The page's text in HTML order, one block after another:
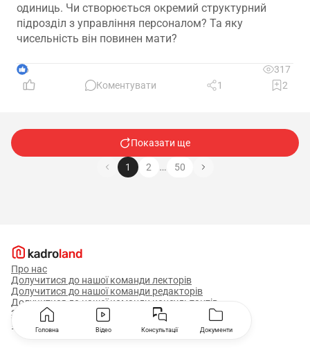
одиниць. Чи створюється окремий структурний
підрозділ з управління персоналом? Та яку
чисельність він повинен мати?
6
317
Коментувати
1 2
Показати ще
1 2 … 50
Про нас
Долучитися до нашої команди лекторів
Долучитися до нашої команди редакторів
Долучитися до нашої команди консультантів
Замовити рекламу
Знайшли помилку або маєте гарну ідею?
Головна Відео Консультації Документи